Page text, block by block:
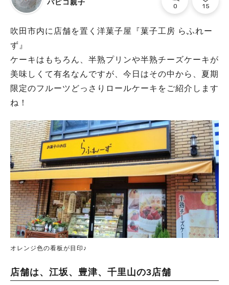
パピコ親子 0 15
吹田市内に店舗を置く洋菓子屋『菓子工房 らふれー
ず』
ケーキはもちろん、半熟プリンや半熟チーズケーキが
美味しくて有名なんですが、今日はその中から、夏期
限定のフルーツどっさりロールケーキをご紹介します
ね！
オレンジ色の看板が目印♪
店舗は、江坂、豊津、千里山の3店舗